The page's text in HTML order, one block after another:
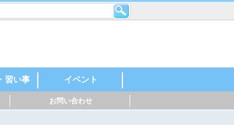
ース・
ス
鉄鋼
学
車部
習い事
ング
園
舞踊
ィス
ト
イベント
神社・仏閣
お祭り・花火
親子参加型
○○教室
スポーツイベント
音楽・楽器
マルシェ
お問い合わせ